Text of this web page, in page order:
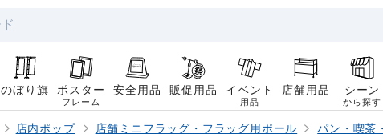
のぼり旗 ポスター
フレーム
安全用品 販促用品 イベント
用品
店舗用品 シーン
から探す
店内ポップ 店舗ミニフラッグ・フラッグ用ポール パン・喫茶